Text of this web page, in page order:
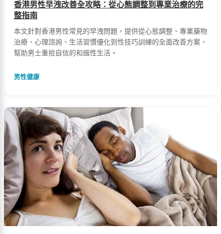
香港男性早洩改善全攻略：從心態調整到專業治療的完
整指南
本文針對香港男性常見的早洩問題，提供從心態調整、專業藥物
治療、心理諮詢、生活習慣優化到性技巧訓練的全面改善方案，
幫助男士重拾自信的和諧性生活。
男性健康